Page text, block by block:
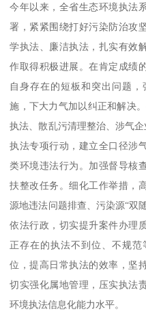
今年以来，全省生态环境执法
署，紧紧围绕打好污染防治攻
学执法、廉洁执法，扎实有效
作取得积极进展。在肯定成绩
自身存在的短板和突出问题
施，下大力气加以纠正和解决
执法、散乱污清理整治、涉气
执法专项行动，建立全口径涉
类环境违法行为。加强督导核
扶整改任务。细化工作举措，
源地违法问题排查、污染源“双
依法行政，切实提升案件办理
正存在的执法不到位、不规
位，提高日常执法的效率，坚
切实强化属地管理，压实执法
环境执法信息化能力水平。